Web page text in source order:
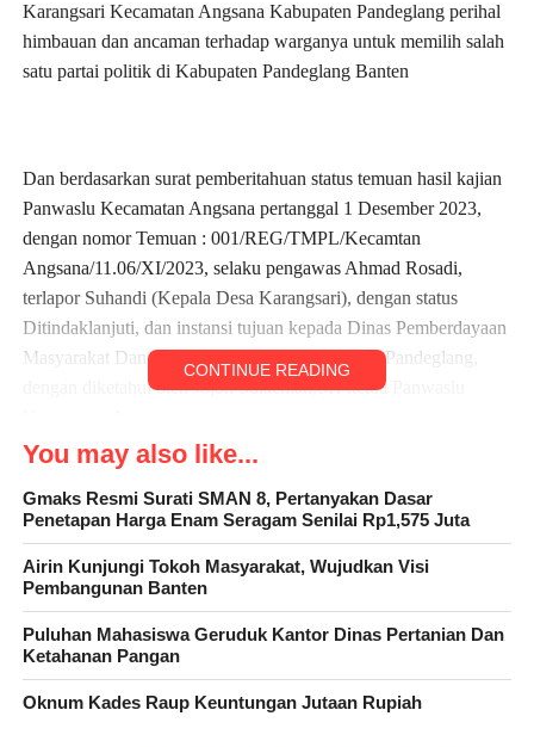
Karangsari Kecamatan Angsana Kabupaten Pandeglang perihal
himbauan dan ancaman terhadap warganya untuk memilih salah
satu partai politik di Kabupaten Pandeglang Banten
Dan berdasarkan surat pemberitahuan status temuan hasil kajian
Panwaslu Kecamatan Angsana pertanggal 1 Desember 2023,
dengan nomor Temuan : 001/REG/TMPL/Kecamtan
Angsana/11.06/XI/2023, selaku pengawas Ahmad Rosadi,
terlapor Suhandi (Kepala Desa Karangsari), dengan status
Ditindaklanjuti, dan instansi tujuan kepada Dinas Pemberdayaan
Masyarakat Dan Pemerintahan Desa (DPMPD) Pandeglang,
dengan diketahui oleh Jojon Sulaeman,SH ketua Panwaslu
Hingga saat ini belum ada kejelasan dari pihak DPMPD
Masyarakat Dan Pemerintahan Desa (DPMPD), Bunbun
(sapaan akrab) enggan memberikan komentar kepada rekan
media perihal adanya surat rekomendasi yang ditujukan kepada
DPMPD
CONTINUE READING
You may also like...
Gmaks Resmi Surati SMAN 8, Pertanyakan Dasar
Penetapan Harga Enam Seragam Senilai Rp1,575 Juta
Airin Kunjungi Tokoh Masyarakat, Wujudkan Visi
Pembangunan Banten
Puluhan Mahasiswa Geruduk Kantor Dinas Pertanian Dan
Ketahanan Pangan
Oknum Kades Raup Keuntungan Jutaan Rupiah